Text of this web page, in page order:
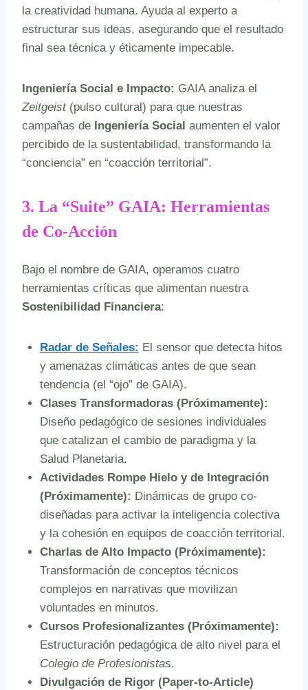
la creatividad humana. Ayuda al experto a
estructurar sus ideas, asegurando que el resultado
final sea técnica y éticamente impecable.
Ingeniería Social e Impacto: GAIA analiza el
Zeitgeist(pulso cultural) para que nuestras
campañas de Ingeniería Social aumenten el valor
percibido de la sustentabilidad, transformando la
“conciencia” en “coacción territorial”.
3. La “Suite” GAIA: Herramientas
de Co-Acción
Bajo el nombre de GAIA, operamos cuatro
herramientas críticas que alimentan nuestra
Sostenibilidad Financiera:
Radar de Señales: El sensor que detecta hitos
y amenazas climáticas antes de que sean
tendencia (el “ojo” de GAIA).
Clases Transformadoras (Próximamente):
Diseño pedagógico de sesiones individuales
que catalizan el cambio de paradigma y la
Salud Planetaria.
Actividades Rompe Hielo y de Integración
(Próximamente): Dinámicas de grupo co-
diseñadas para activar la inteligencia colectiva
y la cohesión en equipos de coacción territorial.
Charlas de Alto Impacto (Próximamente):
Transformación de conceptos técnicos
complejos en narrativas que movilizan
voluntades en minutos.
Cursos Profesionalizantes (Próximamente):
Estructuración pedagógica de alto nivel para el
Colegio de Profesionistas.
Divulgación de Rigor (Paper-to-Article)